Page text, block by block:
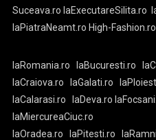
Suceava.ro laExecutareSilita.ro
laPiatraNeamt.ro High-Fashion.ro
laRomania.ro laBucuresti.ro
laCraiova.ro
laGalati.ro
laCalarasi.ro
laDeva.ro
laMiercureaCiuc.ro
laOradea.ro
laPitesti.ro